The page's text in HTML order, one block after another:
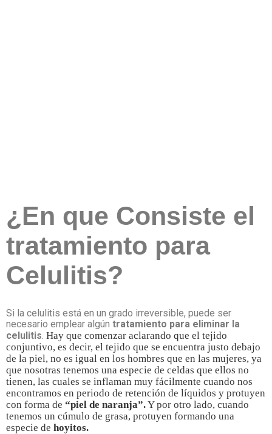
¿En que Consiste el
tratamiento para
Celulitis?
Si la celulitis está en un grado irreversible, puede ser
necesario emplear algún tratamiento para eliminar la
celulitis Hay que comenzar aclarando que el tejido
conjuntivo, es decir, el tejido que se encuentra justo debajo
de la piel, no es igual en los hombres que en las mujeres, ya
que nosotras tenemos una especie de celdas que ellos no
tienen, las cuales se inflaman muy fácilmente cuando nos
encontramos en periodo de retención de líquidos y protuyen
con forma de “piel de naranja”. Y por otro lado, cuando
tenemos un cúmulo de grasa, protuyen formando una
especie de hoyitos.